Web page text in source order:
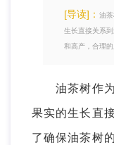
[导读]： 油
生长直接关系
和高产，合理的
油茶树作为
果实的生长直
了确保油茶树